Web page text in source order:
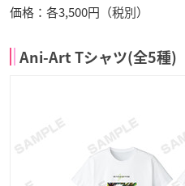
価格：各3,500円（税別）
Ani-Art Tシャツ(全5種)